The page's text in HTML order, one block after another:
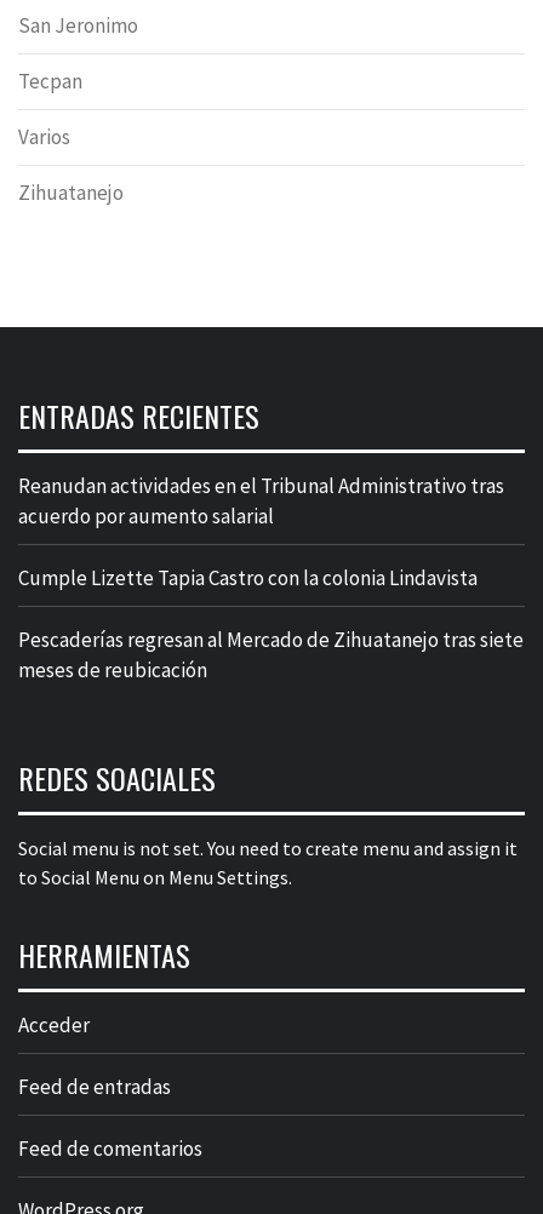
San Jeronimo
Tecpan
Varios
Zihuatanejo
ENTRADAS RECIENTES
Reanudan actividades en el Tribunal Administrativo tras
acuerdo por aumento salarial
Cumple Lizette Tapia Castro con la colonia Lindavista
Pescaderías regresan al Mercado de Zihuatanejo tras siete
meses de reubicación
REDES SOACIALES
Social menu is not set. You need to create menu and assign it
to Social Menu on Menu Settings.
HERRAMIENTAS
Acceder
Feed de entradas
Feed de comentarios